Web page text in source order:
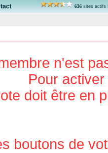
636 sites actifs
n'est
Pour
doit être en
boutons de